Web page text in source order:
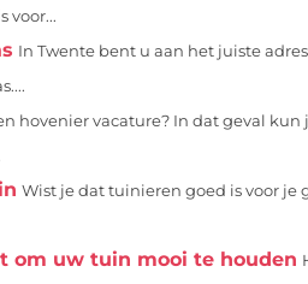
voor...
In Twente bent u aan het juiste
hovenier vacature? In dat geval
Wist je dat tuinieren goed is voor
om uw tuin mooi te houden